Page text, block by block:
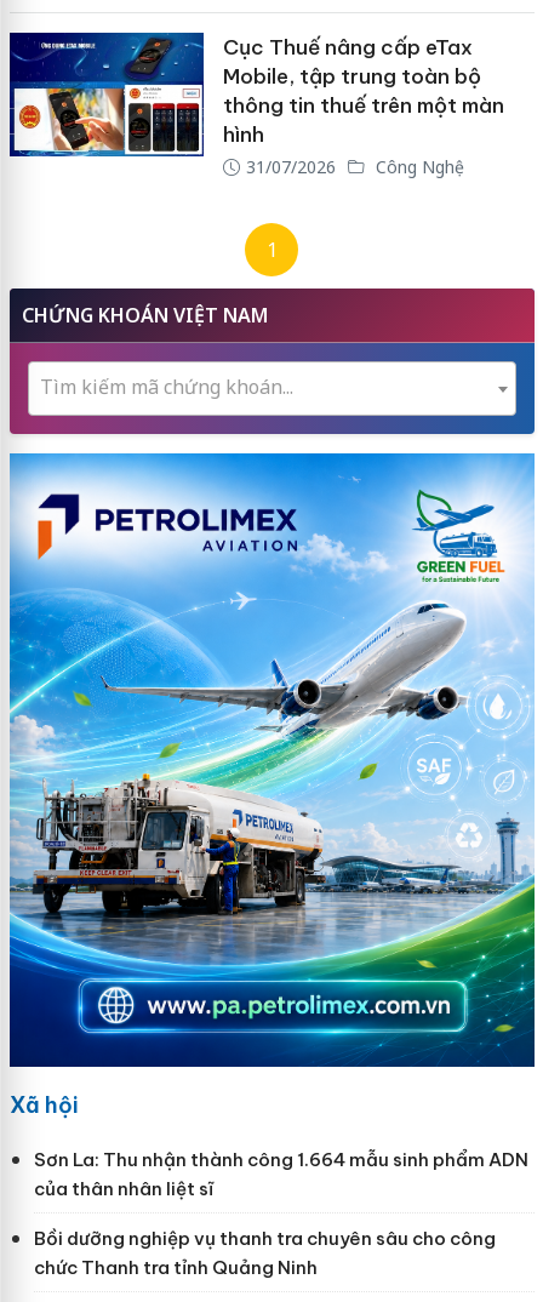
Cục Thuế nâng cấp eTax
Mobile, tập trung toàn bộ
thông tin thuế trên một màn
hình
31/07/2026 Công Nghệ
1
CHỨNG KHOÁN VIỆT NAM
Tìm kiếm mã chứng khoán...
Xã hội
Sơn La: Thu nhận thành công 1.664 mẫu sinh phẩm ADN
của thân nhân liệt sĩ
Bồi dưỡng nghiệp vụ thanh tra chuyên sâu cho công
chức Thanh tra tỉnh Quảng Ninh